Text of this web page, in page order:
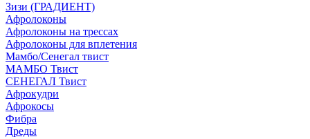
Зизи (ГРАДИЕНТ)
Афролоконы
Афролоконы на трессах
Афролоконы для вплетения
Мамбо/Сенегал твист
МАМБО Твист
СЕНЕГАЛ Твист
Афрокудри
Афрокосы
Фибра
Дреды